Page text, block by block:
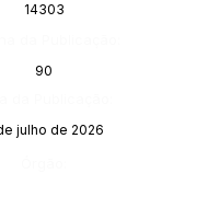
14303
90
julho de 2026